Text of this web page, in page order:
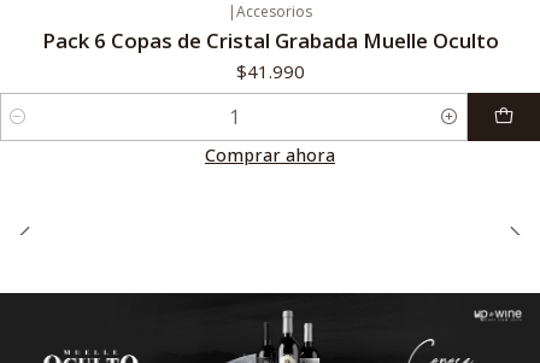
|Accesorios
Pack 6 Copas de Cristal Grabada Muelle Oculto
$41.990
Cantidad
Comprar ahora